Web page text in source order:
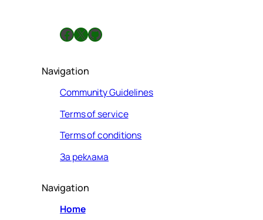
Facebook X GitHub
Navigation
Community Guidelines
Terms of service
Terms of conditions
За реклама
Navigation
Home